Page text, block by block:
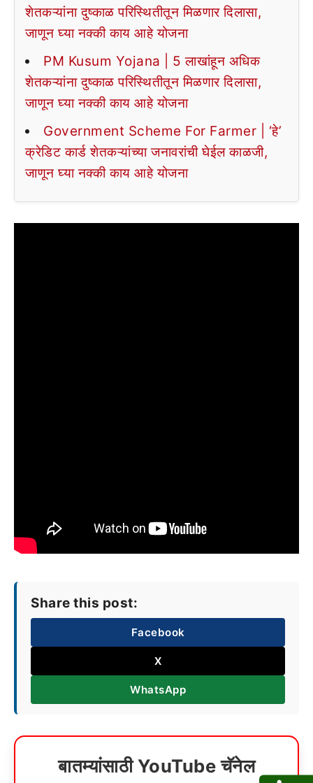
शेतकऱ्यांना दुष्काळ परिस्थितीतून मिळणार दिलासा,
जाणून घ्या नक्की काय आहे योजना
PM Kusum Yojana | 5 लाखांहून अधिक
शेतकऱ्यांना दुष्काळ परिस्थितीतून मिळणार दिलासा,
जाणून घ्या नक्की काय आहे योजना
Government Scheme For Farmer | ‘हे’
क्रेडिट कार्ड शेतकऱ्यांच्या जनावरांची घेईल काळजी,
जाणून घ्या नक्की काय आहे योजना
Share this post:
Facebook
X
WhatsApp
बातम्यांसाठी YouTube चॅनेल